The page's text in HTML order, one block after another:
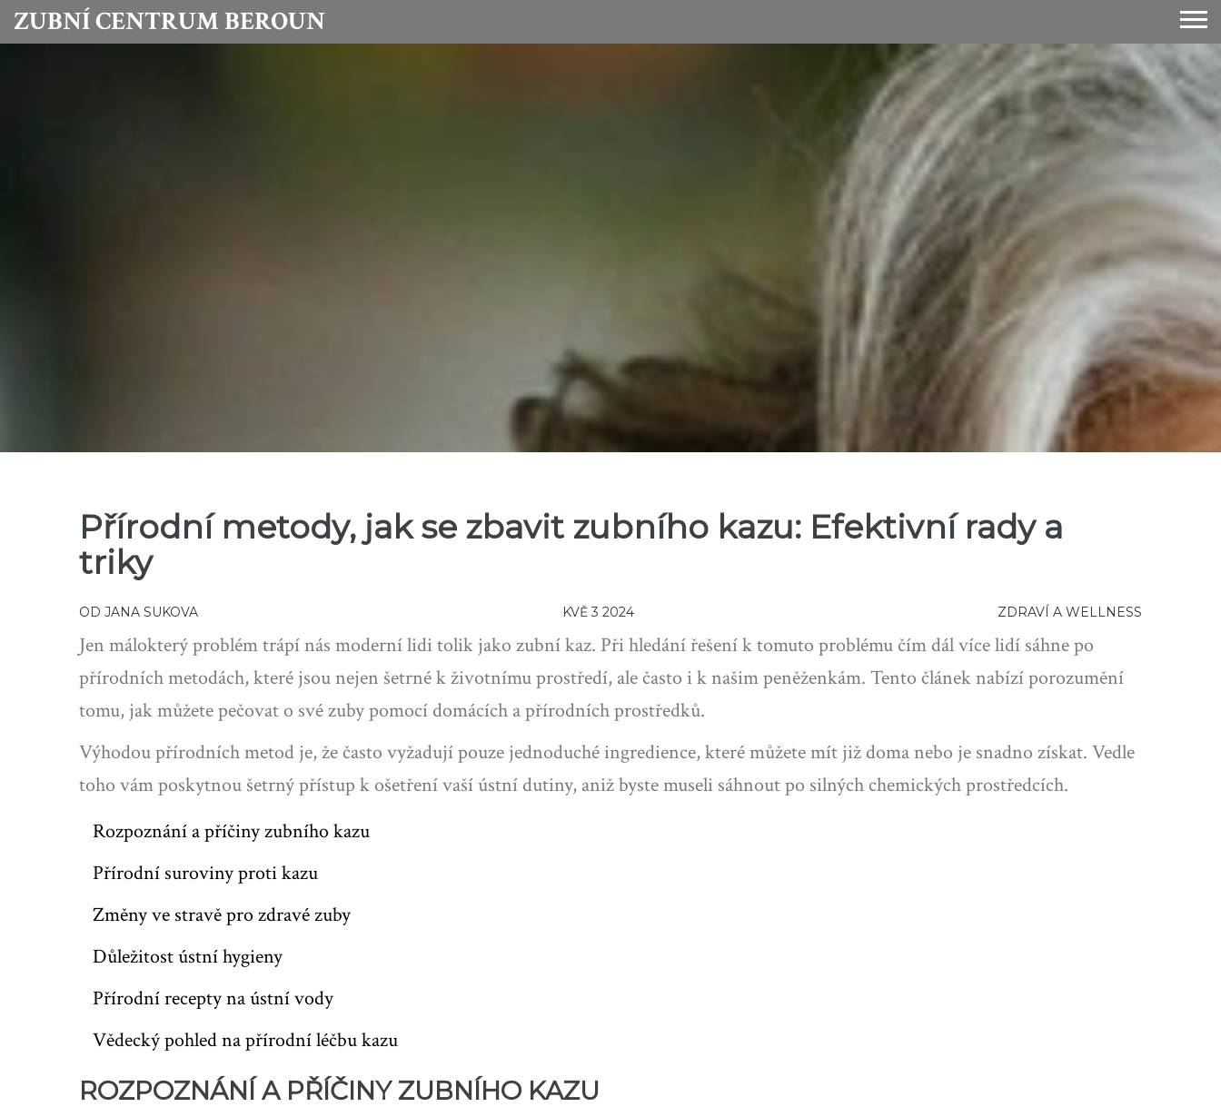
ZUBNÍ CENTRUM BEROUN
Přírodní metody, jak se zbavit zubního kazu: Efektivní rady a
triky
OD JANA SUKOVA KVĚ 3 2024 ZDRAVÍ A WELLNESS
Jen málokterý problém trápí nás moderní lidi tolik jako zubní kaz. Při hledání řešení k tomuto problému čím dál více lidí sáhne po
přírodních metodách, které jsou nejen šetrné k životnímu prostředí, ale často i k našim peněženkám. Tento článek nabízí porozumění
tomu, jak můžete pečovat o své zuby pomocí domácích a přírodních prostředků.
Výhodou přírodních metod je, že často vyžadují pouze jednoduché ingredience, které můžete mít již doma nebo je snadno získat. Vedle
toho vám poskytnou šetrný přístup k ošetření vaší ústní dutiny, aniž byste museli sáhnout po silných chemických prostředcích.
Rozpoznání a příčiny zubního kazu
Přírodní suroviny proti kazu
Změny ve stravě pro zdravé zuby
Důležitost ústní hygieny
Přírodní recepty na ústní vody
Vědecký pohled na přírodní léčbu kazu
ROZPOZNÁNÍ A PŘÍČINY ZUBNÍHO KAZU